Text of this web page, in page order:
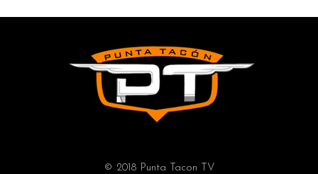
© 2018 Punta Tacon TV